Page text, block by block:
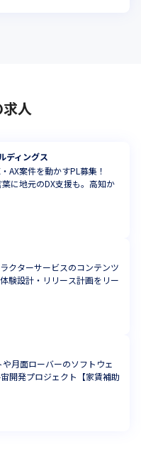
人
ディングス
AX案件を動かすPL募集！
葉に地元のDX支援も。高知か
クターサービスのコンテンツ
験設計・リリース計画をリー
月面ローバーのソフトウェ
開発プロジェクト【家賃補助